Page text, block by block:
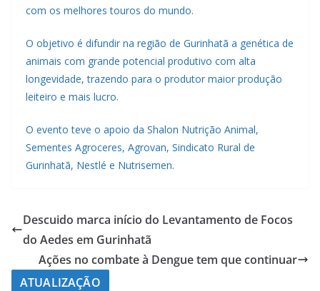
com os melhores touros do mundo.
O objetivo é difundir na região de Gurinhatã a genética de
animais com grande potencial produtivo com alta
longevidade, trazendo para o produtor maior produção
leiteiro e mais lucro.
O evento teve o apoio da Shalon Nutrição Animal,
Sementes Agroceres, Agrovan, Sindicato Rural de
Gurinhatã, Nestlé e Nutrisemen.
Descuido marca início do Levantamento de Focos
do Aedes em Gurinhatã
Ações no combate à Dengue tem que continuar
ATUALIZAÇÃO